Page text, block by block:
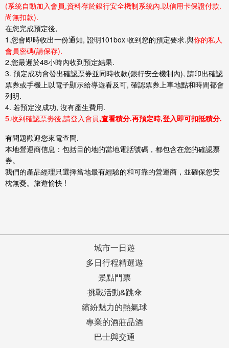
(系統自動加入會員,資料存於銀行安全機制系統內.以信用卡保證付款.
尚無扣款).
在您完成預定後,
1.您會即時收出一份通知, 證明101box 收到您的預定要求.與你的私人
會員密碼(請保存).
2.您最遲於48小時內收到預定結果.
3. 預定成功會發出確認票券並同時收款(銀行安全機制內), 請印出確認
票券或手機上以電子顯示給導遊看及可, 確認票券上車地點和時間都會
列明.
4. 若預定沒成功, 沒有產生費用.
5.收到確認票劵後,請登入會員,查看積分.再預定時,登入即可扣抵積分.
有問題歡迎您來電查問.
本地營運商信息：包括目的地的當地電話號碼，都包含在您的確認票
券。
我們的產品經理只選擇當地最有經驗的和可靠的營運商，並確保您安
枕無憂。旅遊愉快 !
城市一日遊
多日行程精選遊
景點門票
挑戰活動&跳傘
繽紛魅力的熱氣球
專業的酒莊品酒
巴士與交通